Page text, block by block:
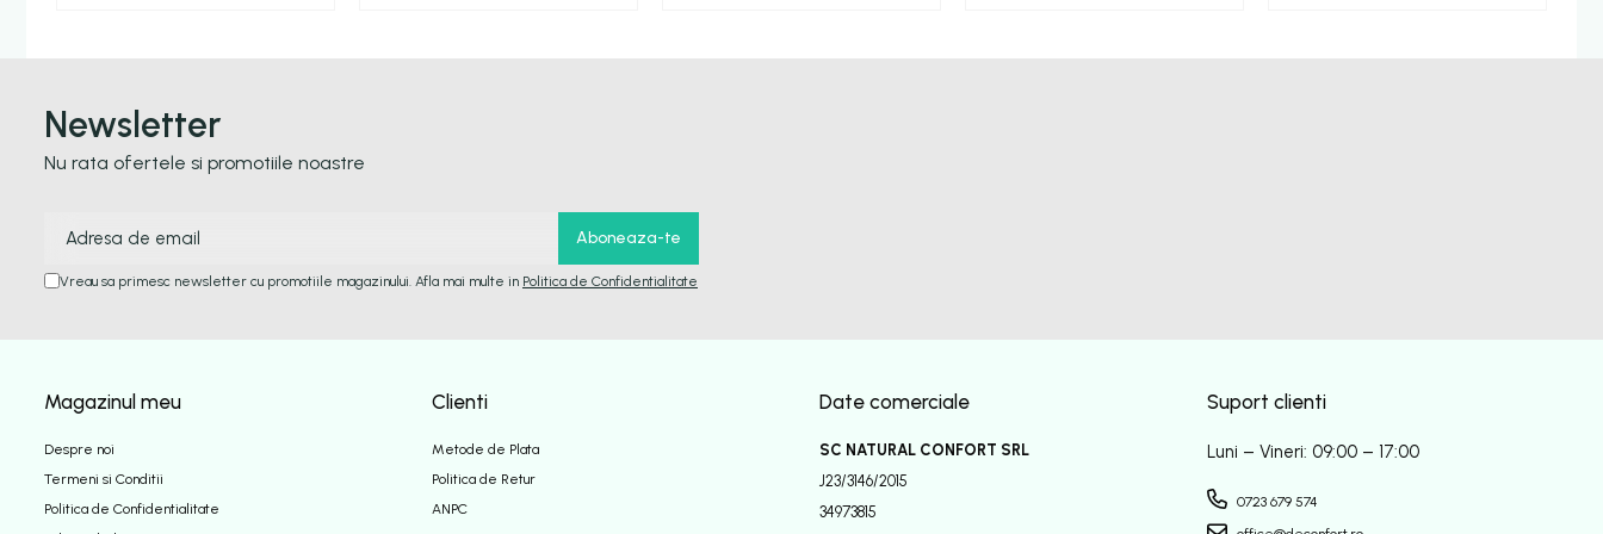
Newsletter
Nu rata ofertele si promotiile noastre
Vreau sa primesc newsletter cu promotiile magazinului. Afla mai multe in Politica de Confidentialitate
Magazinul meu
Despre noi
Termeni si Conditii
Politica de Confidentialitate
Clienti
Metode de Plata
Politica de Retur
ANPC
Date comerciale
SC NATURAL CONFORT SRL
J23/3146/2015
34973815
Suport clienti
Luni – Vineri: 09:00 – 17:00
0723 679 574